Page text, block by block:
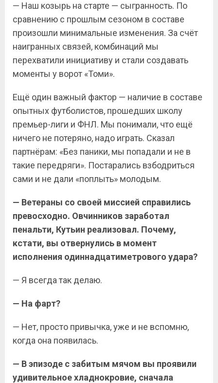
— Наш козырь на старте — сыгранность. По
сравнению с прошлым сезоном в составе
произошли минимальные изменения. За счёт
наигранных связей, комбинаций мы
перехватили инициативу и стали создавать
моменты у ворот «Томи».
Ещё один важный фактор — наличие в составе
опытных футболистов, прошедших школу
премьер-лиги и ФНЛ. Мы понимали, что ещё
ничего не потеряно, надо играть. Сказал
партнёрам: «Без паники, мы попадали и не в
такие передряги». Постарались взбодриться
сами и не дали «поплыть» молодым.
— Ветераны со своей миссией справились
превосходно. Овчинников заработал
пенальти, Кутьин реализовал. Почему,
кстати, вы отвернулись в момент
исполнения одиннадцатиметрового удара?
— Я всегда так делаю.
— На фарт?
— Нет, просто привычка, уже и не вспомню,
когда она появилась.
— В эпизоде с забитым мячом вы проявили
удивительное хладнокровие, сначала